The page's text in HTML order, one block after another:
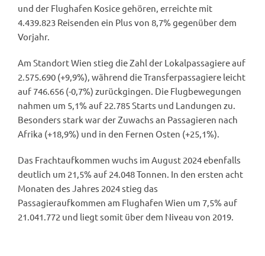
und der Flughafen Kosice gehören, erreichte mit
4.439.823 Reisenden ein Plus von 8,7% gegenüber dem
Vorjahr.
Am Standort Wien stieg die Zahl der Lokalpassagiere auf
2.575.690 (+9,9%), während die Transferpassagiere leicht
auf 746.656 (-0,7%) zurückgingen. Die Flugbewegungen
nahmen um 5,1% auf 22.785 Starts und Landungen zu.
Besonders stark war der Zuwachs an Passagieren nach
Afrika (+18,9%) und in den Fernen Osten (+25,1%).
Das Frachtaufkommen wuchs im August 2024 ebenfalls
deutlich um 21,5% auf 24.048 Tonnen. In den ersten acht
Monaten des Jahres 2024 stieg das
Passagieraufkommen am Flughafen Wien um 7,5% auf
21.041.772 und liegt somit über dem Niveau von 2019.